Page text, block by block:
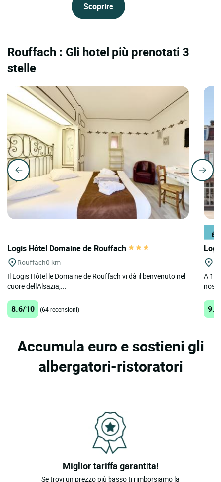
Scoprire
Rouffach : Gli hotel più prenotati 3
stelle
Logis Hôtel Domaine de Rouffach
Rouffach0 km
Il Logis Hôtel le Domaine de Rouffach vi dà il benvenuto nel
cuore dell'Alsazia,...
8.6/10 (64 recensioni)
A 10
Accumula euro e sostieni gli
albergatori-ristoratori
Miglior tariffa garantita!
Se trovi un prezzo più basso ti rimborsiamo la